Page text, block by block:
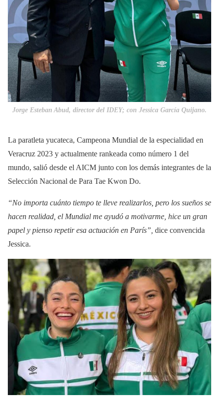
Jorge Esteban Abud, director del IDEY; con Jessica García Quijano.
La paratleta yucateca, Campeona Mundial de la especialidad en
Veracruz 2023 y actualmente rankeada como número 1 del
mundo, salió desde el AICM junto con los demás integrantes de la
Selección Nacional de Para Tae Kwon Do.
“No importa cuánto tiempo te lleve realizarlos, pero los sueños se
hacen realidad, el Mundial me ayudó a motivarme, hice un gran
papel y pienso repetir esa actuación en París”, dice convencida
Jessica.